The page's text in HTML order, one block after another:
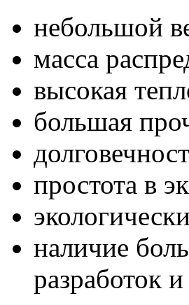
небольшой
масса
высокая
большая
простота в
наличие
разработок